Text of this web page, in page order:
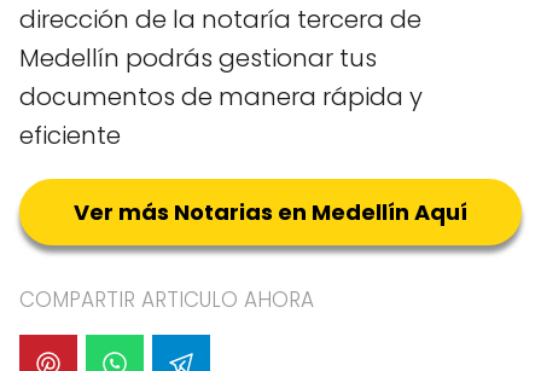
dirección de la notaría tercera de
Medellín podrás gestionar tus
documentos de manera rápida y
eficiente
Ver más Notarias en Medellín Aquí
COMPARTIR ARTICULO AHORA